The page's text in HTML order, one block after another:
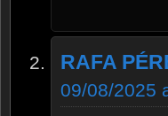
RAFA
09/08/2025